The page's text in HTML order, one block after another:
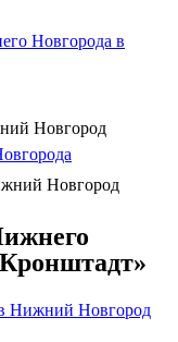
Новгорода в
Новгород
Новгород
Нижний Новгород